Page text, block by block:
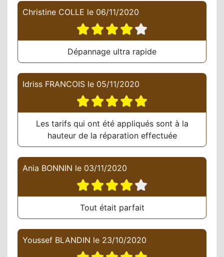
Christine COLLE le 06/11/2020
Dépannage ultra rapide
Idriss FRANCOIS le 05/11/2020
Les tarifs qui ont été appliqués sont à la
hauteur de la réparation effectuée
Ania BONNIN le 03/11/2020
Tout était parfait
Youssef BLANDIN le 23/10/2020